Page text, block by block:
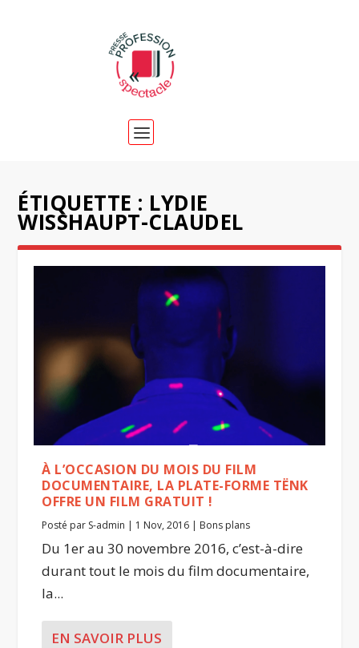
ÉTIQUETTE : LYDIE
WISSHAUPT-CLAUDEL
À L’OCCASION DU MOIS DU FILM
DOCUMENTAIRE, LA PLATE-FORME TËNK
OFFRE UN FILM GRATUIT !
Posté par S-admin | 1 Nov, 2016 | Bons plans
Du 1er au 30 novembre 2016, c’est-à-dire
durant tout le mois du film documentaire,
la...
EN SAVOIR PLUS